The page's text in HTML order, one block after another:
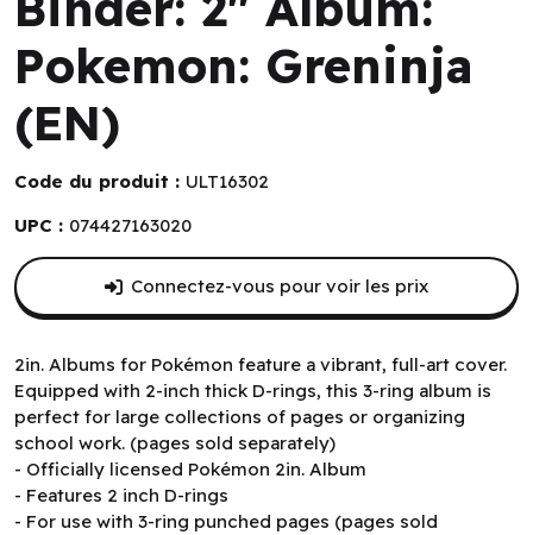
Pokemon: Greninja
(EN)
Code du produit : ULT16302
UPC : 074427163020
2in. Albums for Pokémon feature a vibrant, full-art cover.
Equipped with 2-inch thick D-rings, this 3-ring album is
perfect for large collections of pages or organizing
school work. (pages sold separately)
- Officially licensed Pokémon 2in. Album
- Features 2 inch D-rings
- For use with 3-ring punched pages (pages sold
Connectez-vous pour voir les prix